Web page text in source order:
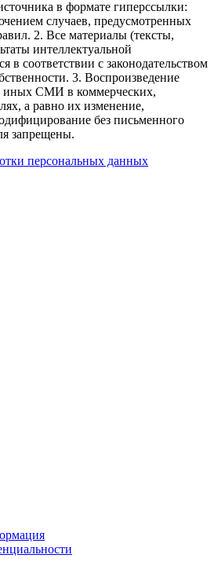
в формате гиперссылки:
случаев, предусмотренных
2. Все материалы (тексты,
интеллектуальной
в соответствии с законодательством
3. Воспроизведение
иных СМИ в коммерческих,
а равно их изменение,
без письменного
запрещены.
персональных данных